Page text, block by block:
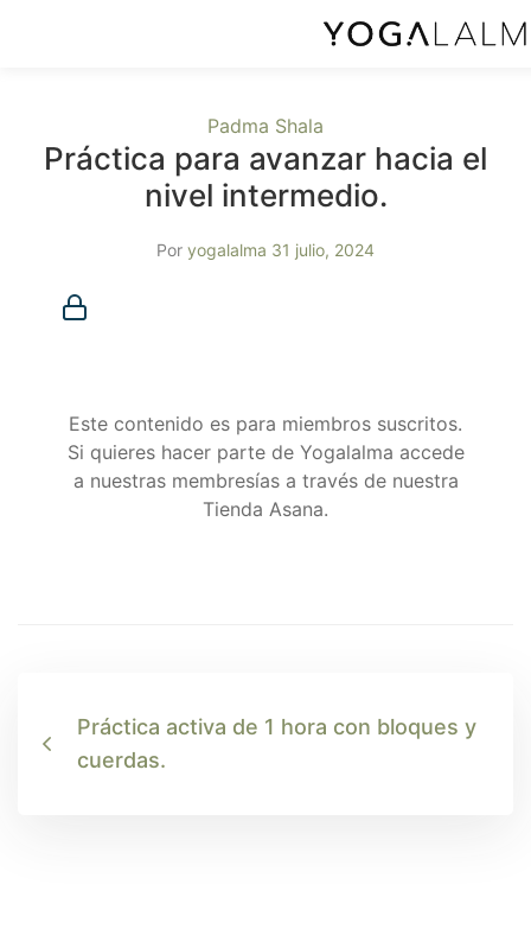
Padma Shala
Práctica para avanzar hacia el
nivel intermedio.
Por yogalalma 31 julio, 2024
Práctica activa de 1 hora con bloques y
cuerdas.